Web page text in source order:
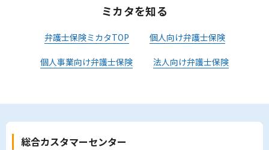
ミカタを知る
弁護士保険ミカタTOP 個人向け弁護士保険
個人事業向け弁護士保険 法人向け弁護士保険
総合カスタマーセンター